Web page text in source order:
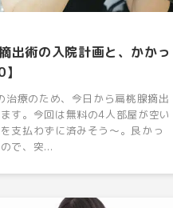
出術の入院計画と、かかっ
治療のため、今日から扁桃腺摘出
す。今回は無料の4人部屋が空い
支払わずに済みそう〜。良かっ
で、突...